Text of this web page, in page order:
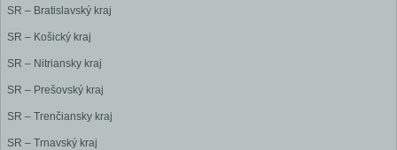
SR – Bratislavský kraj
SR – Košický kraj
SR – Nitriansky kraj
SR – Prešovský kraj
SR – Trenčiansky kraj
SR – Trnavský kraj